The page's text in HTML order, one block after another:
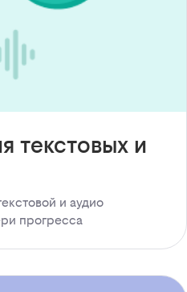
текстовых и
и аудио
прогресса